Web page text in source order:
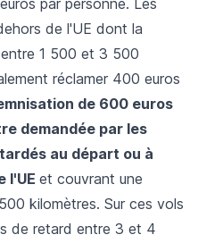
de l'UE dont la
1 500 et 3 500
réclamer 400 euros
de 600 euros
demandée par les
au départ ou à
l'UE et couvrant une
kilomètres. Sur ces vols
de retard entre 3 et 4